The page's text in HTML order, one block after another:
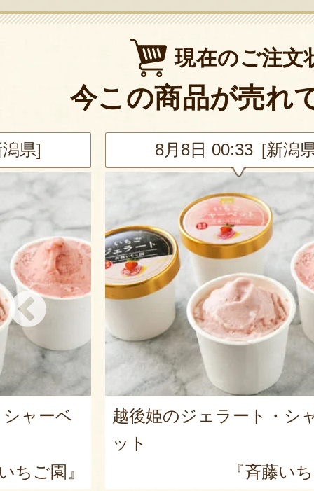
現在のご注文
今この商品が売れ
県]
ャーベ
ちご園』
8月8日 00:33 [新潟
越後姫のジェラート・シ
ット
『斉藤い